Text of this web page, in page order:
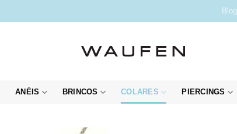
Blog
ANÉIS BRINCOS COLARES PIERCINGS